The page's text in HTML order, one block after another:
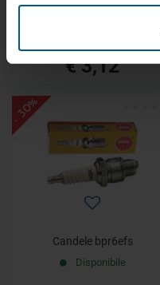
Disponibile
€ 4,45
€ 3,12
- 30%
Candele bpr6efs
Disponibile